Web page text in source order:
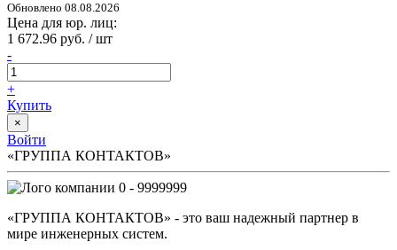
Обновлено 08.08.2026
Цена для юр. лиц:
1 672.96 руб. / шт
-
+
Купить
×
Войти
«ГРУППА КОНТАКТОВ»
0 - 9999999
«ГРУППА КОНТАКТОВ» - это ваш надежный партнер в
мире инженерных систем.